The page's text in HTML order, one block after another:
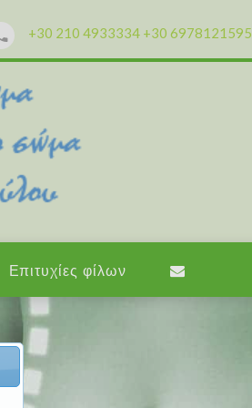
+30 210 4933334 +30 6978121595
Επιτυχίες φίλων